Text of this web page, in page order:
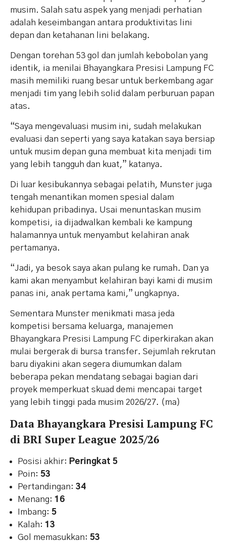
musim. Salah satu aspek yang menjadi perhatian
adalah keseimbangan antara produktivitas lini
depan dan ketahanan lini belakang.
Dengan torehan 53 gol dan jumlah kebobolan yang
identik, ia menilai Bhayangkara Presisi Lampung FC
masih memiliki ruang besar untuk berkembang agar
menjadi tim yang lebih solid dalam perburuan papan
atas.
“Saya mengevaluasi musim ini, sudah melakukan
evaluasi dan seperti yang saya katakan saya bersiap
untuk musim depan guna membuat kita menjadi tim
yang lebih tangguh dan kuat,” katanya.
Di luar kesibukannya sebagai pelatih, Munster juga
tengah menantikan momen spesial dalam
kehidupan pribadinya. Usai menuntaskan musim
kompetisi, ia dijadwalkan kembali ke kampung
halamannya untuk menyambut kelahiran anak
pertamanya.
“Jadi, ya besok saya akan pulang ke rumah. Dan ya
kami akan menyambut kelahiran bayi kami di musim
panas ini, anak pertama kami,” ungkapnya.
Sementara Munster menikmati masa jeda
kompetisi bersama keluarga, manajemen
Bhayangkara Presisi Lampung FC diperkirakan akan
mulai bergerak di bursa transfer. Sejumlah rekrutan
baru diyakini akan segera diumumkan dalam
beberapa pekan mendatang sebagai bagian dari
proyek memperkuat skuad demi mencapai target
yang lebih tinggi pada musim 2026/27. (ma)
Data Bhayangkara Presisi Lampung FC
di BRI Super League 2025/26
Posisi akhir: Peringkat 5
Poin: 53
Pertandingan: 34
Menang: 16
Imbang: 5
Kalah: 13
Gol memasukkan: 53